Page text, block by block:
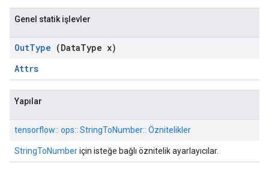
Genel statik işlevler
OutType (DataType x)
Attrs
Yapılar
tensorflow:: ops:: StringToNumber:: Öznitelikler
StringToNumberiçin isteğe bağlı öznitelik ayarlayıcılar.